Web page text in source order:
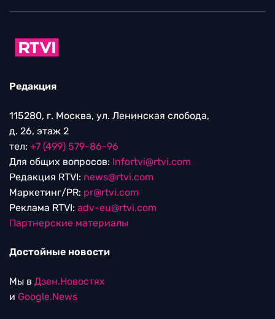
Редакция
115280, г. Москва, ул. Ленинская слобода,
д. 26, этаж 2
тел: +7 (499) 579-86-96
Для общих вопросов: Infortvi@rtvi.com
Редакция RTVI: news@rtvi.com
Маркетинг/PR: pr@rtvi.com
Реклама RTVI: adv-eu@rtvi.com
Партнерские материалы
Достойные новости
Мы в Дзен.Новостях
и Google.News